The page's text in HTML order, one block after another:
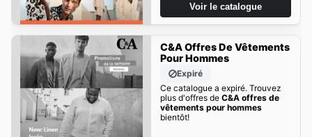
Voir le catalogue
C&A Offres De Vêtements
Pour Hommes
Expiré
Ce catalogue a expiré. Trouvez
plus d'offres de C&A offres de
vêtements pour hommes
bientôt!